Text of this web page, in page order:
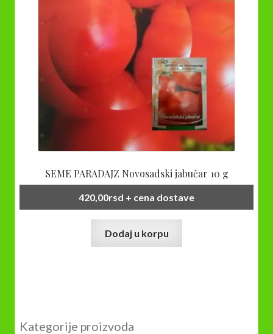
SEME PARADAJZ Novosadski jabučar 10 g
420,00rsd + cena dostave
Dodaj u korpu
Kategorije proizvoda